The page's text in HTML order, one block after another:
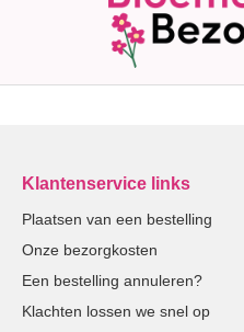
Klantenservice links
Plaatsen van een bestelling
Onze bezorgkosten
Een bestelling annuleren?
Klachten lossen we snel op